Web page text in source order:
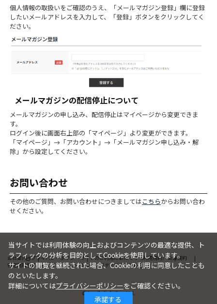
個人情報の取扱いをご確認のうえ、「メールマガジン登録」欄に登録
したいメールアドレスを入力して、「登録」ボタンをクリックしてく
ださい。
メールマガジンの配信停止について
メールマガジンの申し込み、配信停止はマイページから変更できま
す。
ログイン後に画面右上部の「マイページ」より変更ができます。
「マイページ」→「アカウント」→「メールマガジン申し込み・解
除」から設定してください。
お問い合わせ
その他のご質問、お問い合わせにつきましては こちら からお問い合わ
せください。
会社案内 プライバシーポリシー サイトのご利用にあたって（利用規約）会員規約
特定商取引法に基づく表記についてセキュリティについてFAQ
©Apollolink Co., Ltd.
当サイトでは利用体験の向上およびコンテンツの最適な提供、ト
ラフィックの分析を目的としてCookieを使用しています。
サイトの閲覧を継続された場合、Cookieの利用に同意したことも
のといたします。
詳細についてはプライバシーポリシーをご確認ください。
承諾する